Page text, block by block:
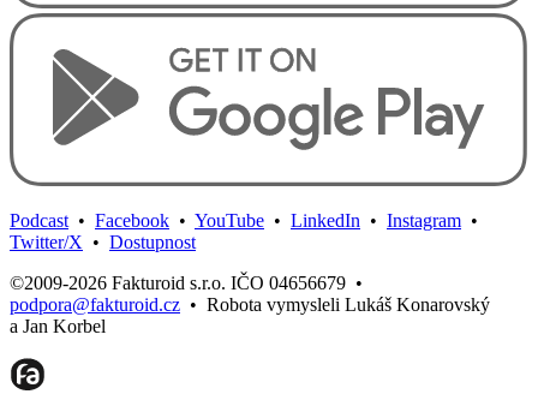
Podcast • Facebook • YouTube • LinkedIn • Instagram •
Twitter/X • Dostupnost
©2009-2026 Fakturoid s.r.o. IČO 04656679 •
podpora@fakturoid.cz • Robota vymysleli Lukáš Konarovský
a Jan Korbel